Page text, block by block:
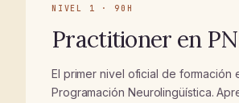
NIVEL 1 · 90H
Practitioner en
El primer nivel oficial de formación
Programación Neurolingüística.